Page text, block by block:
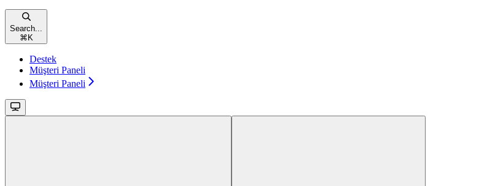
Search...
⌘ K
Destek
Müşteri Paneli
Müşteri Paneli